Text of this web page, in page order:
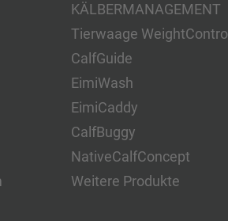
KÄLBERMANAGEMENT
Tierwaage WeightControl
CalfGuide
EimiWash
EimiCaddy
CalfBuggy
NativeCalfConcept
Weitere Produkte